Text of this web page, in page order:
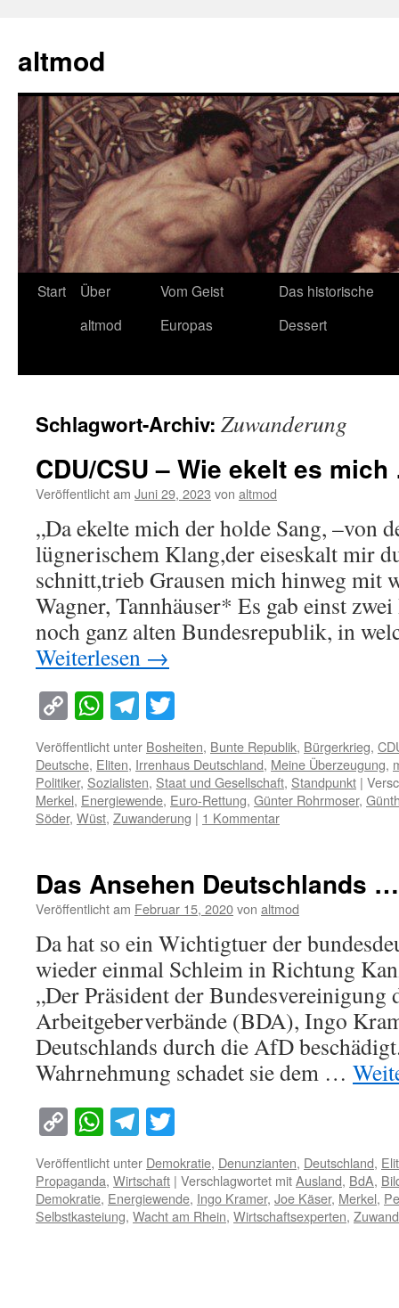
springen
altmod
Start
Über
altmod
Vom Geist
Europas
Das historische
Dessert
Schlagwort-Archiv: Zuwanderung
CDU/CSU – Wie ekelt es
Veröffentlicht am Juni 29, 2023 von altmod
„Da ekelte mich der holde Sang, –von
lügnerischem Klang,der eiseskalt mir
schnitt,trieb Grausen mich hinweg
Wagner, Tannhäuser* Es gab einst
noch ganz alten Bundesrepublik, in
Weiterlesen →
Copy
Link
WhatsApp
Telegram
Veröffentlicht unter Bosheiten, Bunte Republik, Bürgerkrieg,
Deutsche, Eliten, Irrenhaus Deutschland, Meine Überzeugung,
Politiker, Sozialisten, Staat und Gesellschaft, Standpunkt |
Merkel, Energiewende, Euro-Rettung, Günter Rohrmoser,
Söder, Wüst, Zuwanderung | 1 Kommentar
Das Ansehen Deutschlands …
Veröffentlicht am Februar 15, 2020von altmod
Da hat so ein Wichtigtuer der
wieder einmal Schleim in Richtung
„Der Präsident der Bundesvereinigung
Arbeitgeberverbände (BDA), Ingo
Deutschlands durch die AfD
Wahrnehmung schadet sie dem …
Copy
Link
WhatsApp
Telegram
Veröffentlicht unter Demokratie, Denunzianten, Deutschland,
Propaganda, Wirtschaft | Verschlagwortet mitAusland, BdA,
Demokratie, Energiewende, Ingo Kramer, Joe Käser, Merkel,
Selbstkasteiung, Wacht am Rhein, Wirtschaftsexperten,